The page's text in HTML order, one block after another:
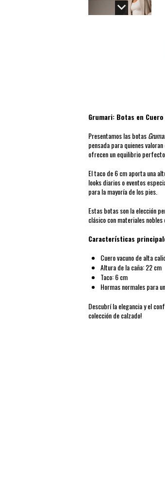
Grumari: Botas en
Presentamos las botas
pensada para quienes
ofrecen un equilibrio
El taco de 6 cm aporta una
looks diarios o eventos
para la mayoría de los pies.
Estas botas son la elección
clásico con materiales
Características
Cuero vacuno de alta
Altura de la caña: 22 cm
Taco: 6 cm
Hormas normales para
Descubrí la elegancia y el
colección de calzado!